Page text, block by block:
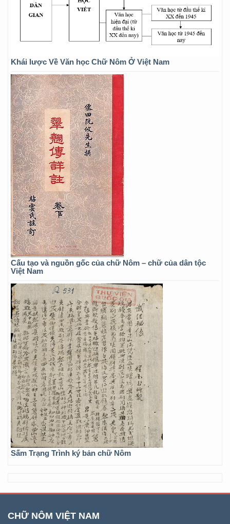
Khái lược Về Văn học Chữ Nôm Ở Việt Nam
Cấu tạo và nguồn gốc của chữ Nôm – chữ của dân tộc
Việt Nam
Sấm Trạng Trình ký bản chữ Nôm
CHỮ NÔM VIỆT NAM